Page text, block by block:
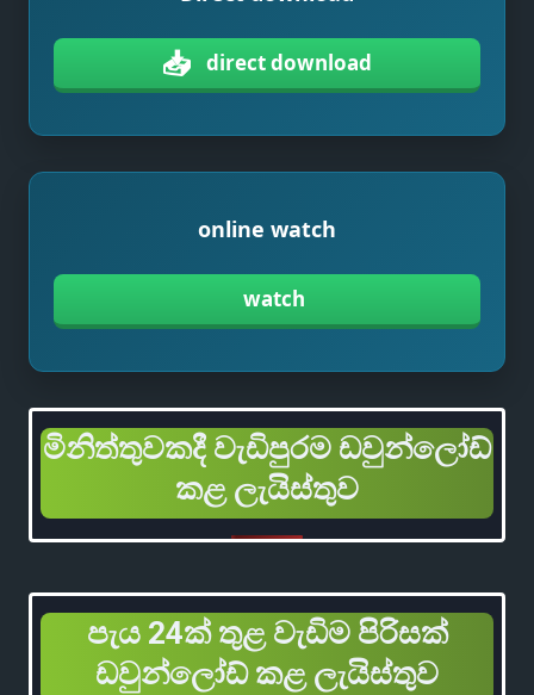
📥 direct download
online watch
watch
මිනිත්තුවකදී වැඩිපුරම ඩවුන්ලෝඩ්
කළ ලැයිස්තුව
පැය 24ක් තුළ වැඩිම පිරිසක්
ඩවුන්ලෝඩ් කළ ලැයිස්තුව